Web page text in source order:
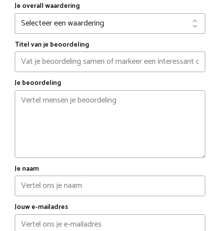
Je overall waardering
Titel van je beoordeling
Je beoordeling
Je naam
Jouw e-mailadres